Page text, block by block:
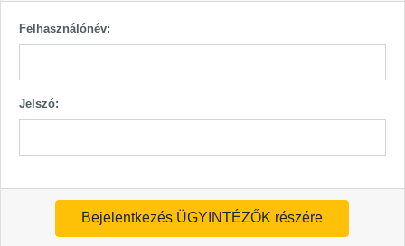
Felhasználónév:
Jelszó:
Bejelentkezés ÜGYINTÉZŐK részére